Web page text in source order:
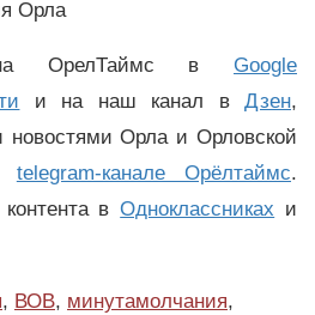
Орла
на ОрелТаймс в Google
и на наш канал вДзен,
новостями Орла и Орловской
telegram-канале Орёлтаймс.
контента вОдноклассниках и
, ВОВ, минутамолчания,